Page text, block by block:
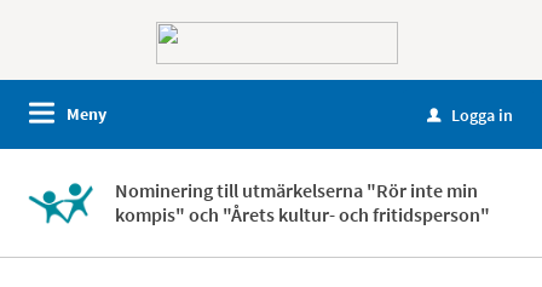
Meny u Logga in
Nominering till utmärkelserna "Rör inte min
kompis" och "Årets kultur- och fritidsperson"